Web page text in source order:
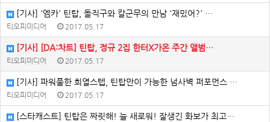
[기사] '엠카' 틴탑, 돌직구와 칼군무의 만남 '재밌어?' …
티오피미디어 2017.05.17
[기사] [DA:차트] 틴탑, 정규 2집 한터X가온 주간 앨범…
티오피미디어 2017.05.17
[기사] 파워풀한 희열스텝, 틴탑만이 가능한 넘사벽 퍼포먼스 …
티오피미디어 2017.05.17
[스타캐스트] 틴탑은 짜릿해! 늘 새로워! 잘생긴 화보가 최고…